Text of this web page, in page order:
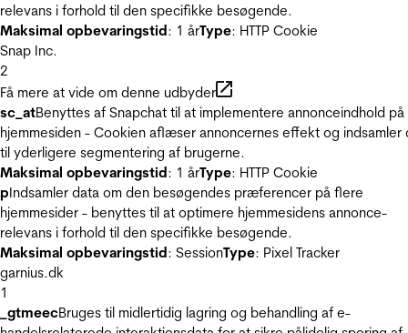
relevans i forhold til den specifikke besøgende.
Maksimal opbevaringstid: 1 årType: HTTP Cookie
Snap Inc.
2
Få mere at vide om denne udbyder
sc_atBenyttes af Snapchat til at implementere annonceindhold på
hjemmesiden - Cookien aflæser annoncernes effekt og indsamler
til yderligere segmentering af brugerne.
Maksimal opbevaringstid: 1 årType: HTTP Cookie
pIndsamler data om den besøgendes præferencer på flere
hjemmesider - benyttes til at optimere hjemmesidens annonce-
relevans i forhold til den specifikke besøgende.
Maksimal opbevaringstid: SessionType: Pixel Tracker
garnius.dk
1
_gtmeecBruges til midlertidig lagring og behandling af e-